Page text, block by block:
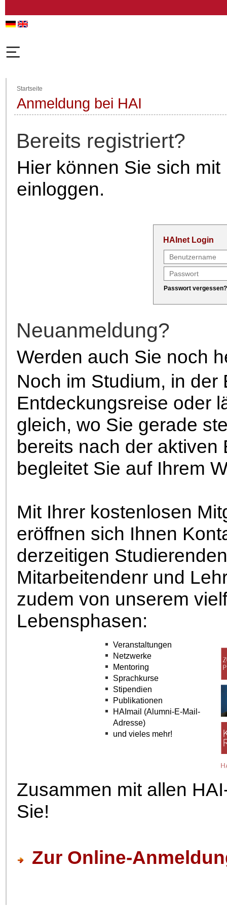
Startseite
Anmeldung bei HAI
Bereits registriert?
Hier können Sie sich
einloggen.
HAInet Login
Passwort vergessen?
Neuanmeldung?
Werden auch Sie noch
Noch im Studium, in
Entdeckungsreise oder
gleich, wo Sie gerade
bereits nach der
begleitet Sie auf Ihrem
Mit Ihrer kostenlosen
eröffnen sich Ihnen
derzeitigen
Mitarbeitendenr und
zudem von unserem
Lebensphasen:
Veranstaltungen
Netzwerke
Mentoring
Sprachkurse
Stipendien
Publikationen
HAImail (Alumni-E-Mail-
Adresse)
und vieles mehr!
Zusammen mit allen
Sie!
Zur Online-